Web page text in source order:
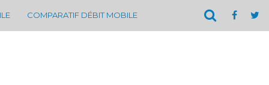
COMPARATIF DÉBIT MOBILE